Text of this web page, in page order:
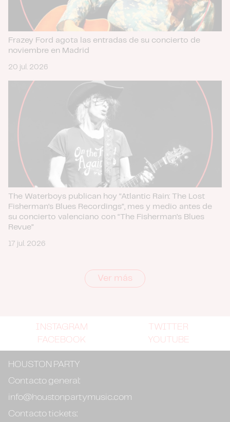
Frazey Ford agota las entradas de su concierto de
noviembre en Madrid
20 jul. 2026
The Waterboys publican hoy “Atlantic Rain: The Lost
Fisherman’s Blues Recordings”, mes y medio antes de
su concierto valenciano con “The Fisherman’s Blues
Revue”
17 jul. 2026
Ver más
INSTAGRAM
TWITTER
FACEBOOK
YOUTUBE
HOUSTON PARTY
Contacto general:
info@houstonpartymusic.com
Contacto tickets: